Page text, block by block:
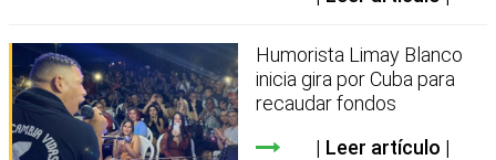
Humorista Limay Blanco
inicia gira por Cuba para
recaudar fondos
Leer artículo